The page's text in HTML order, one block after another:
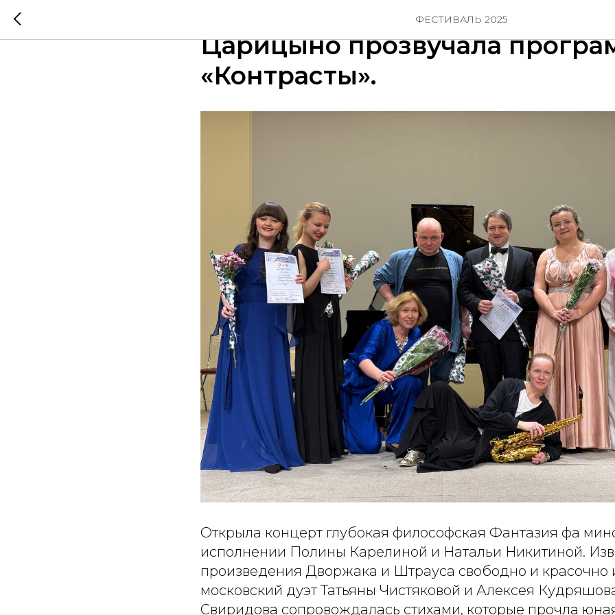
ФЕСТИВАЛЬ 2025
1 февраля в Баженовском зале
Царицыно прозвучала
«Контрасты».
Открыла концерт глубокая философская Фантазия фа
исполнении Полины Карелиной и Натальи Никитиной.
произведения Дворжака и Штрауса свободно и красочно
московский дуэт Татьяны Чистяковой и Алексея
Свиридова сопровождалась стихами, которые прочла